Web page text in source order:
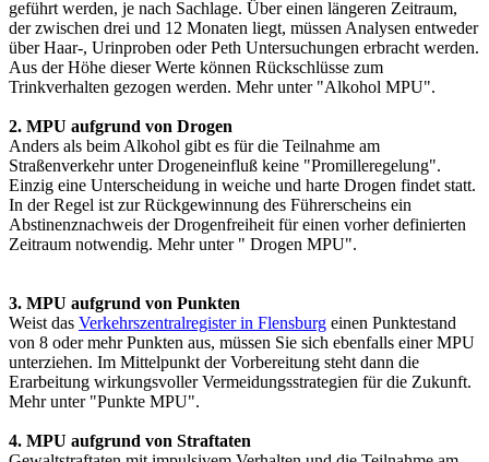
geführt werden, je nach Sachlage. Über einen längeren Zeitraum,
der zwischen drei und 12 Monaten liegt, müssen Analysen entweder
über Haar-, Urinproben oder Peth Untersuchungen erbracht werden.
Aus der Höhe dieser Werte können Rückschlüsse zum
Trinkverhalten gezogen werden. Mehr unter "Alkohol MPU".
2. MPU aufgrund von Drogen
Anders als beim Alkohol gibt es für die Teilnahme am
Straßenverkehr unter Drogeneinfluß keine "Promilleregelung".
Einzig eine Unterscheidung in weiche und harte Drogen findet statt.
In der Regel ist zur Rückgewinnung des Führerscheins ein
Abstinenznachweis der Drogenfreiheit für einen vorher definierten
Zeitraum notwendig. Mehr unter " Drogen MPU".
3. MPU aufgrund von Punkten
Weist das Verkehrszentralregister in Flensburg einen Punktestand
von 8 oder mehr Punkten aus, müssen Sie sich ebenfalls einer MPU
unterziehen. Im Mittelpunkt der Vorbereitung steht dann die
Erarbeitung wirkungsvoller Vermeidungsstrategien für die Zukunft.
Mehr unter "Punkte MPU".
4. MPU aufgrund von Straftaten